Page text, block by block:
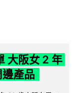
大阪女 2 年
產品